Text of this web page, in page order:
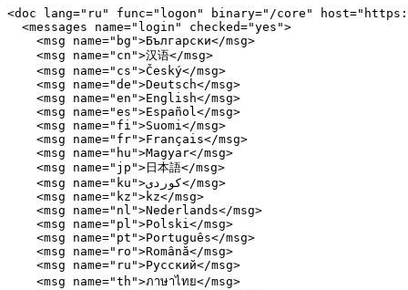
<doc lang="ru" func="logon" binary="/core"
  <messages name="login" checked="yes">
    <msg name="bg">Български</msg>
    <msg name="cn">汉语</msg>
    <msg name="cs">Český</msg>
    <msg name="de">Deutsch</msg>
    <msg name="en">English</msg>
    <msg name="es">Español</msg>
    <msg name="fi">Suomi</msg>
    <msg name="fr">Français</msg>
    <msg name="hu">Magyar</msg>
    <msg name="jp">日本語</msg>
    <msg name="ku">کوردی</msg>
    <msg name="kz">kz</msg>
    <msg name="nl">Nederlands</msg>
    <msg name="pl">Polski</msg>
    <msg name="pt">Português</msg>
    <msg name="ro">Română</msg>
    <msg name="ru">Русский</msg>
    <msg name="th">ภาษาไทย</msg>